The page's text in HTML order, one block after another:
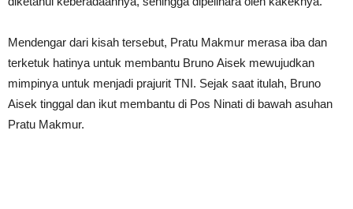
Mendengar dari kisah tersebut, Pratu Makmur merasa iba dan
terketuk hatinya untuk membantu Bruno Aisek mewujudkan
mimpinya untuk menjadi prajurit TNI. Sejak saat itulah, Bruno
Aisek tinggal dan ikut membantu di Pos Ninati di bawah asuhan
Pratu Makmur.